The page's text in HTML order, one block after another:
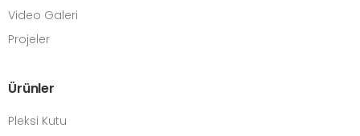
Video Galeri
Projeler
Ürünler
Pleksi Kutu